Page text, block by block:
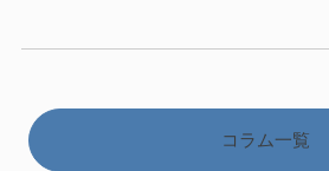
コラム一覧